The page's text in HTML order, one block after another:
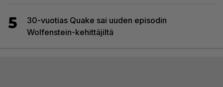
5
30-vuotias Quake sai uuden episodin
Wolfenstein-kehittäjiltä